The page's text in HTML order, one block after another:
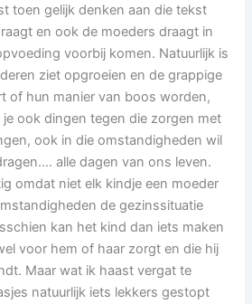
toen gelijk denken aan die tekst
en ook de moeders draagt in
voorbij komen. Natuurlijk is
ziet opgroeien en de grappige
of hun manier van boos worden,
ook dingen tegen die zorgen met
ook in die omstandigheden wil
alle dagen van ons leven.
omdat niet elk kindje een moeder
de gezinssituatie
kan het kind dan iets maken
voor hem of haar zorgt en die hij
Maar wat ik haast vergat te
natuurlijk iets lekkers gestopt